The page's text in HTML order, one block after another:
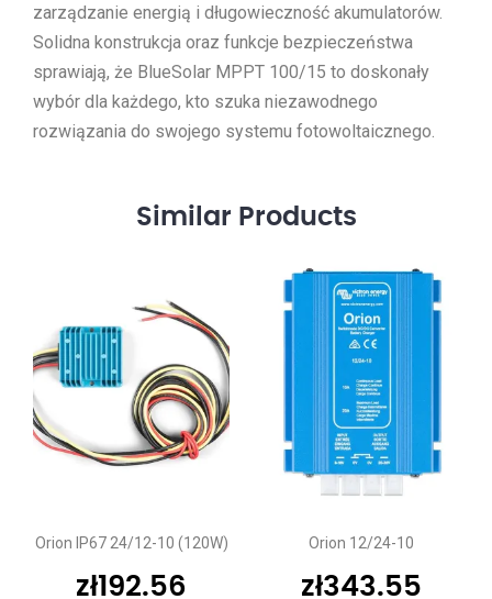
zarządzanie energią i długowieczność akumulatorów.
Solidna konstrukcja oraz funkcje bezpieczeństwa
sprawiają, że BlueSolar MPPT 100/15 to doskonały
wybór dla każdego, kto szuka niezawodnego
rozwiązania do swojego systemu fotowoltaicznego.
Similar Products
Orion IP67 24/12-10 (120W)
zł192.56
Orion 12/24-10
zł343.55